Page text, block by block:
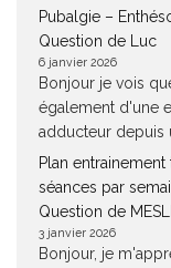
Pubalgie –
Question de Luc
6 janvier 2026
Bonjour je vois
également d'une
adducteur depuis
Plan
séances par
Question de
3 janvier 2026
Bonjour, je